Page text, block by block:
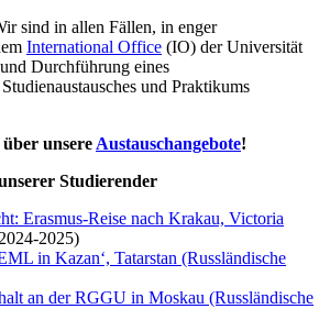
sind in allen Fällen, in enger
International Office (IO) der Universität
Durchführung eines
und Praktikums
unsere Austauschangebote!
Studierender
Erasmus-Reise nach Krakau, Victoria
2025)
in Kazan‘, Tatarstan (Russländische
an der RGGU in Moskau (Russländische